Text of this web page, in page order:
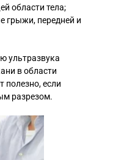
области тела;
грыжи, передней и
ультразвука
в области
полезно, если
разрезом.